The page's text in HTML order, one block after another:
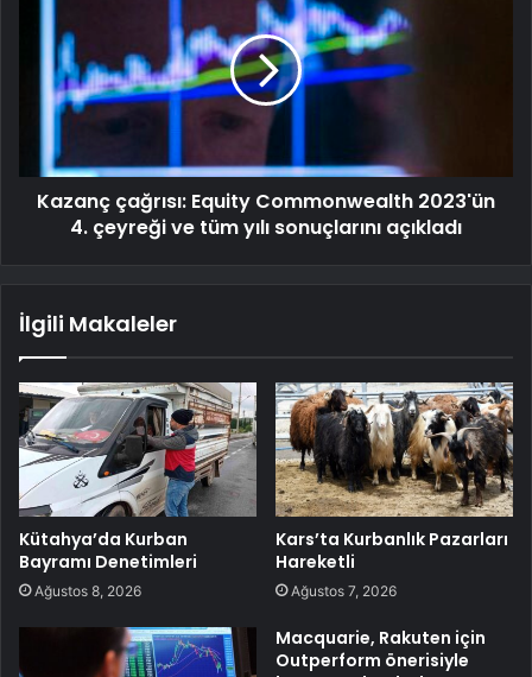
Kazanç çağrısı: Equity Commonwealth 2023'ün
4. çeyreği ve tüm yılı sonuçlarını açıkladı
İlgili Makaleler
Kütahya’da Kurban
Bayramı Denetimleri
Ağustos 8, 2026
Kars’ta Kurbanlık Pazarları
Hareketli
Ağustos 7, 2026
Macquarie, Rakuten için
Outperform önerisiyle